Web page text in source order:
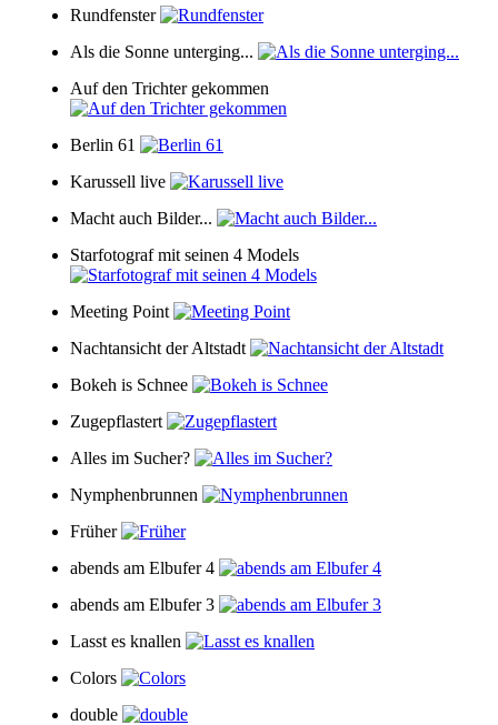
Rundfenster
Als die Sonne unterging...
Auf den Trichter gekommen
Berlin 61
Karussell live
Macht auch Bilder...
Starfotograf mit seinen 4 Models
Meeting Point
Nachtansicht der Altstadt
Bokeh is Schnee
Zugepflastert
Alles im Sucher?
Nymphenbrunnen
Früher
abends am Elbufer 4
abends am Elbufer 3
Lasst es knallen
Colors
double